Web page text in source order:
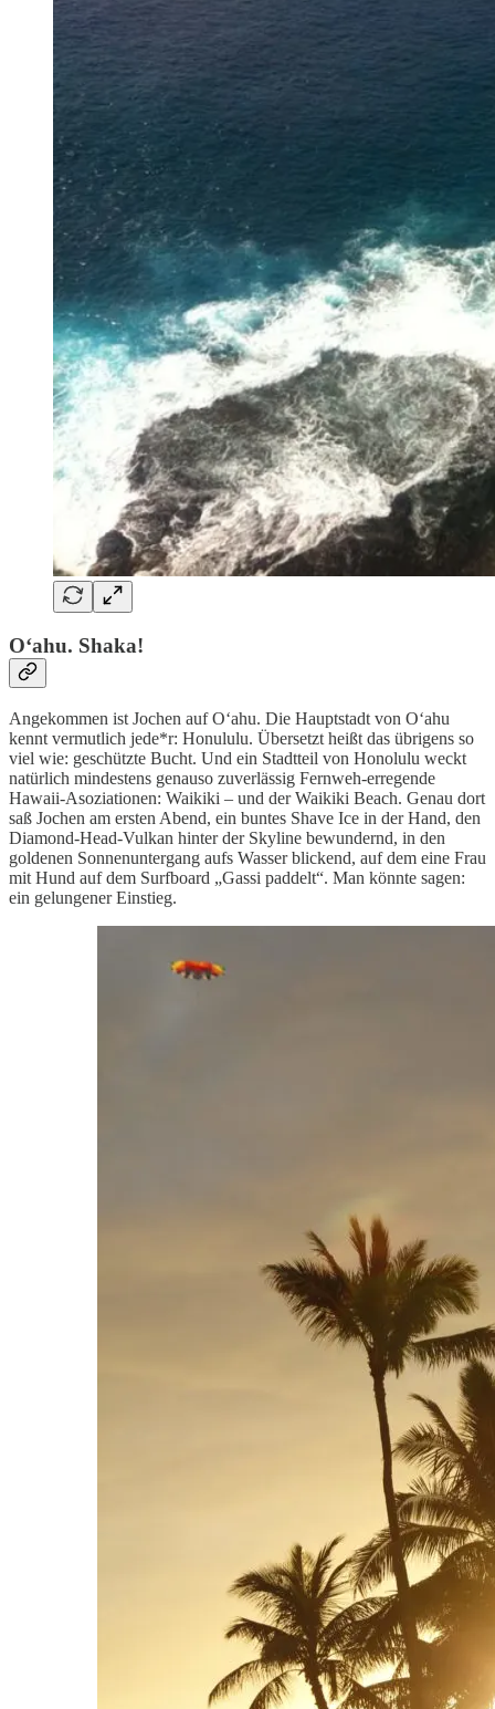
Oʻahu. Shaka!
Angekommen ist Jochen auf Oʻahu. Die Hauptstadt von Oʻahu
kennt vermutlich jede*r: Honululu. Übersetzt heißt das übrigens so
viel wie: geschützte Bucht. Und ein Stadtteil von Honolulu weckt
natürlich mindestens genauso zuverlässig Fernweh-erregende
Hawaii-Asoziationen: Waikiki – und der Waikiki Beach. Genau dort
saß Jochen am ersten Abend, ein buntes Shave Ice in der Hand, den
Diamond-Head-Vulkan hinter der Skyline bewundernd, in den
goldenen Sonnenuntergang aufs Wasser blickend, auf dem eine Frau
mit Hund auf dem Surfboard „Gassi paddelt“. Man könnte sagen:
ein gelungener Einstieg.